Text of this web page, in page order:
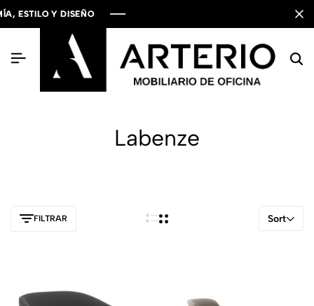
Y DISEÑO
Y DISEÑO
Y DISEÑO
Labenze
FILTRAR Sort